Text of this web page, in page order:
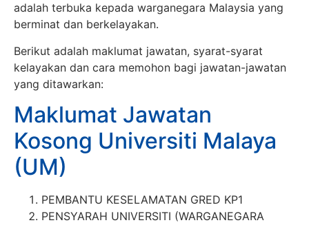
adalah terbuka kepada warganegara Malaysia yang
berminat dan berkelayakan.
Berikut adalah maklumat jawatan, syarat-syarat
kelayakan dan cara memohon bagi jawatan-jawatan
yang ditawarkan:
Maklumat Jawatan
Kosong Universiti Malaya
(UM)
PEMBANTU KESELAMATAN GRED KP1
PENSYARAH UNIVERSITI (WARGANEGARA